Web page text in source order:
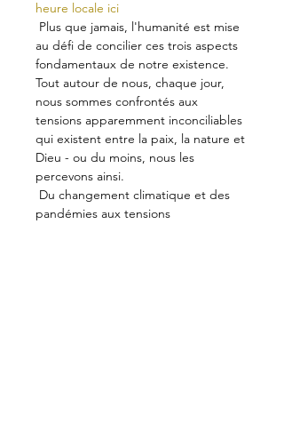
heure locale ici
au défi de concilier ces trois aspects
fondamentaux de notre existence.
Tout autour de nous, chaque jour,
nous sommes confrontés aux
tensions apparemment inconciliables
qui existent entre la paix, la nature et
Dieu - ou du moins, nous les
percevons ainsi.
pandémies aux tensions